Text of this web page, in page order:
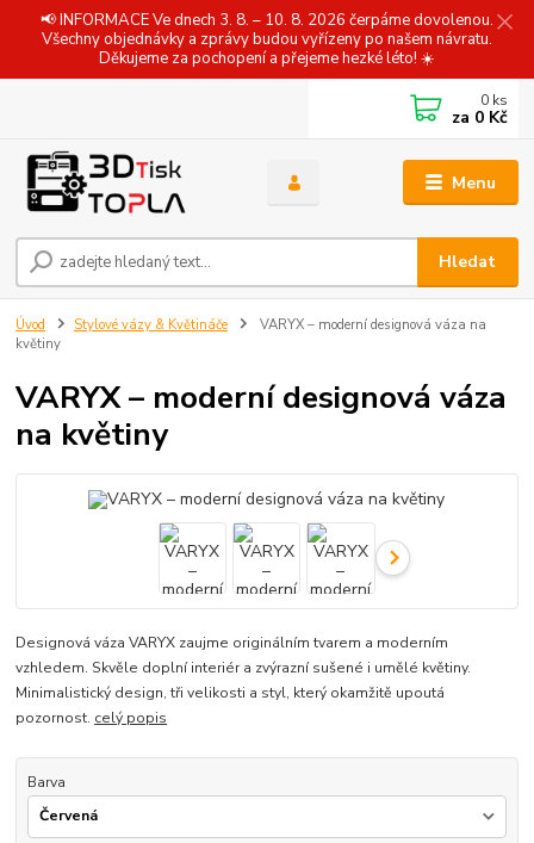
📢 INFORMACE Ve dnech 3. 8. – 10. 8. 2026 čerpáme dovolenou.
Všechny objednávky a zprávy budou vyřízeny po našem návratu.
Děkujeme za pochopení a přejeme hezké léto! ☀️
Menu
Hledat
0 ks
za 0 Kč
Úvod Stylové vázy & Květináče
VARYX – moderní designová váza na
květiny
VARYX – moderní designová váza
na květiny
Designová váza VARYX zaujme originálním tvarem a moderním
vzhledem. Skvěle doplní interiér a zvýrazní sušené i umělé květiny.
Minimalistický design, tři velikosti a styl, který okamžitě upoutá
pozornost. celý popis
Barva